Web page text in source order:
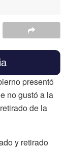
presentó
no gustó a la
de la
y retirado